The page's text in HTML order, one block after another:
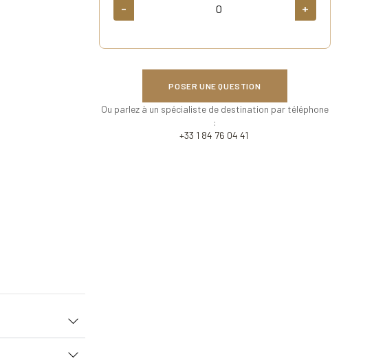
- +
POSER UNE QUESTION
Ou parlez à un spécialiste de destination par téléphone
:
+33 1 84 76 04 41